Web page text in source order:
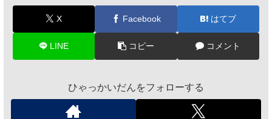
X Facebook はてブ
LINE コピー コメント
ひゃっかいだんをフォローする